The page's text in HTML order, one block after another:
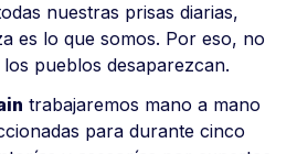
nuestras prisas diarias,
es lo que somos. Por eso, no
pueblos desaparezcan.
trabajaremos mano a mano
para durante cinco